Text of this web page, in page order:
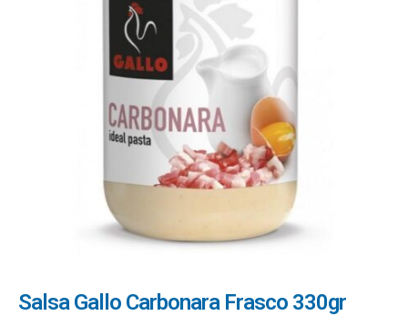
Salsa Gallo Carbonara Frasco 330gr